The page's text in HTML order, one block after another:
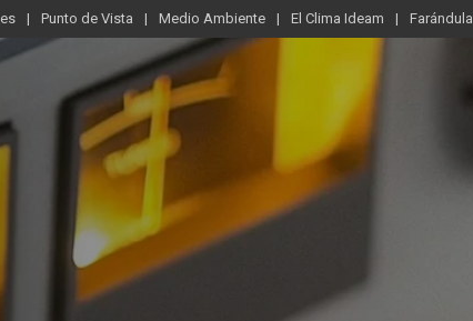
Punto de Vista Medio Ambiente El Clima Ideam Farándula